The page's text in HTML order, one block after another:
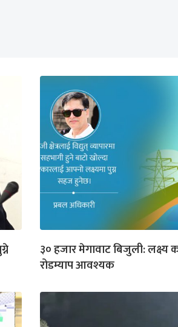
३० हजार मेगावाट बिजुली: लक्ष्य
रोडम्याप आवश्यक